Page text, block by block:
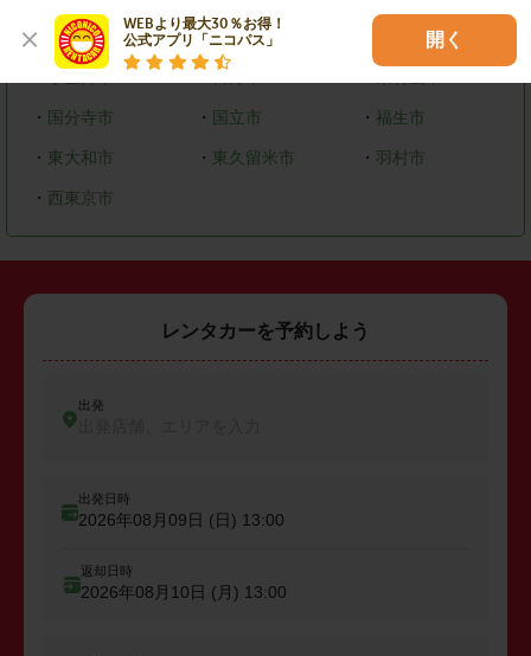
WEBより最大30％お得！
公式アプリ「ニコパス」
開く
・ 昭島市 ・調布市
・ 国分寺市 ・ 国立市 ・ 福生市
・ 東大和市 ・ 東久留米市 ・羽村市
・ 西東京市
レンタカーを予約しよう
出発
出発日時
2026年08月09日 (日) 13:00
返却日時
2026年08月10日 (月) 13:00